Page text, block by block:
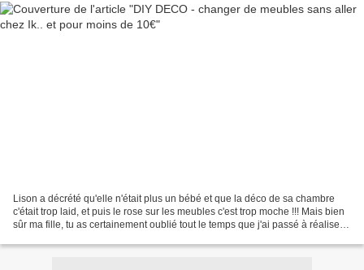
Lison a décrété qu'elle n'était plus un bébé et que la déco de sa chambre
c'était trop laid, et puis le rose sur les meubles c'est trop moche !!! Mais bien
sûr ma fille, tu as certainement oublié tout le temps que j'ai passé à réaliser